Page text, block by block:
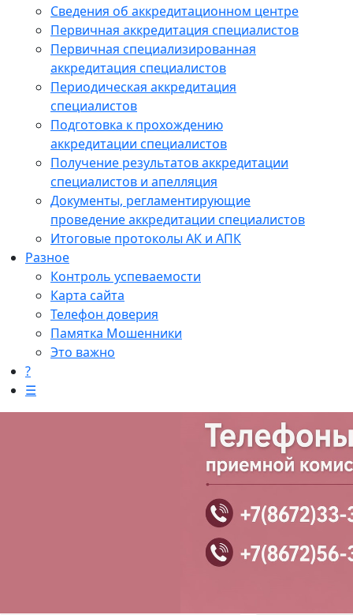
Сведения об аккредитационном центре
Первичная аккредитация специалистов
Первичная специализированная
аккредитация специалистов
Периодическая аккредитация
специалистов
Подготовка к прохождению
аккредитации специалистов
Получение результатов аккредитации
специалистов и апелляция
Документы, регламентирующие
проведение аккредитации специалистов
Итоговые протоколы АК и АПК
Разное
Контроль успеваемости
Карта сайта
Телефон доверия
Памятка Мошенники
Это важно
?
☰